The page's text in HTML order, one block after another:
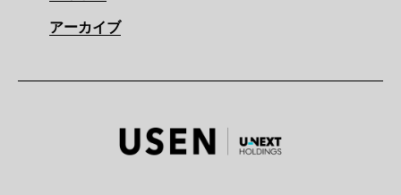
アーカイブ